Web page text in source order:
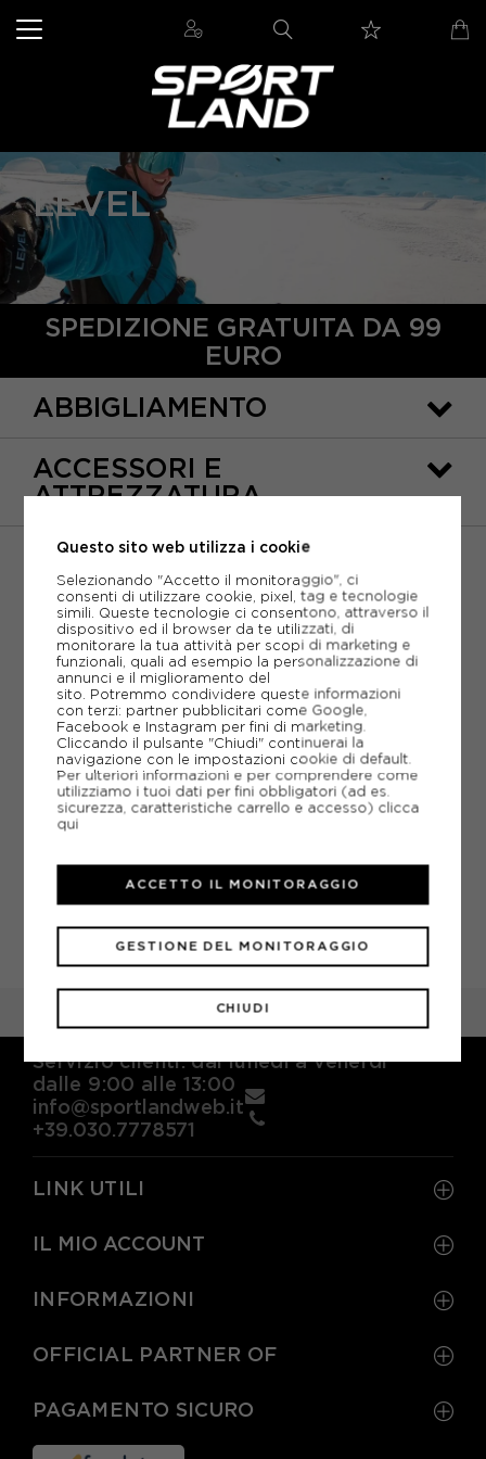
LEVEL
SPEDIZIONE GRATUITA DA 99
EURO
ABBIGLIAMENTO
ACCESSORI E
ATTREZZATURA
LEVEL
Proteggi le tue mani con i miglioriguanti da sci
Level, progettati per offrire calore, comfort e
massima protezione anche nelle condizioni più
estreme. Ogni paio diguanti da sci Level
materiali di alta qualità e tecnologie innovative per
garantirti una presa salda e una protezione ottimale
contro freddo, vento e neve. Ideali per sciatori di
ogni livello, sono l’accessorio indispensabile per
vivere al meglio le tue avventure in montagna.
Scegli tra una vasta gamma di modelli, perfetti per
soddisfare le esigenze di stile e performance di ogni
Non perdere l’occasione di completare il tuo
equipaggiamento con ibastoncini da sci Lekie le
maschere da sci Oakley, per un’esperienza sugli sci
all’insegna della qualità e della sicurezza. Preparati a
conquistare le piste con stile!
Servizio clienti: dal lunedì a venerdì
dalle 9:00 alle 13:00
info@sportlandweb.it
+39.030.7778571
LINK UTILI
IL MIO ACCOUNT
INFORMAZIONI
OFFICIAL PARTNER OF
PAGAMENTO SICURO
Questo sito web utilizza i cookie
Selezionando "Accetto il monitoraggio", ci
consenti di utilizzare cookie, pixel, tag e tecnologie
simili. Queste tecnologie ci consentono, attraverso il
dispositivo ed il browser da te utilizzati, di
monitorare la tua attività per scopi di marketing e
funzionali, quali ad esempio la personalizzazione di
annunci e il miglioramento del
sito. Potremmo condividere queste informazioni
con terzi: partner pubblicitari come Google,
Facebook e Instagram per fini di marketing.
Cliccando il pulsante "Chiudi" continuerai la
navigazione con le impostazioni cookie di default.
Per ulteriori informazioni e per comprendere come
utilizziamo i tuoi dati per fini obbligatori (ad es.
sicurezza, caratteristiche carrello e accesso) clicca
qui
CHIUDI
GESTIONE DEL MONITORAGGIO
ACCETTO IL MONITORAGGIO